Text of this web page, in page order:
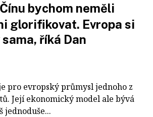
Čínu bychom neměli
glorifikovat. Evropa si
říká Dan
pro evropský průmysl jednoho z
Její ekonomický model ale bývá
jednoduše...